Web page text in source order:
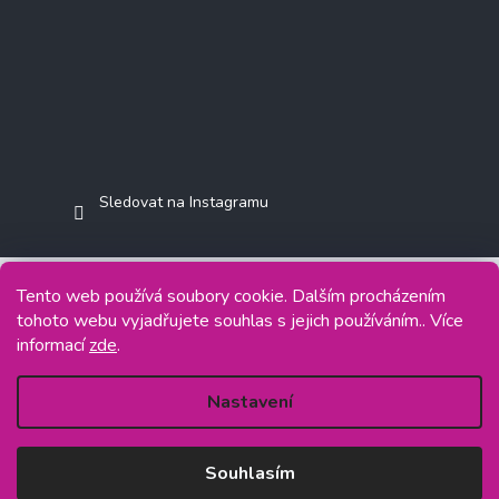
Tento web používá soubory cookie. Dalším procházením
tohoto webu vyjadřujete souhlas s jejich používáním.. Více
informacízde.
Nastavení
Souhlasím
Sledovat na Instagramu
Copyright 2026Jasminkashop.cz. Všechna práva vyhrazena.
Vytvořil Shoptet